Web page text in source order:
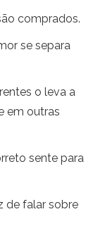
comprados.
se separa
o leva a
em outras
sente para
de falar sobre